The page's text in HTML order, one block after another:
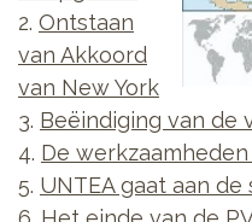
2. Ontstaan
van Akkoord
van New York
3. Beëindiging van de
4. De
5. UNTEA gaat aan de